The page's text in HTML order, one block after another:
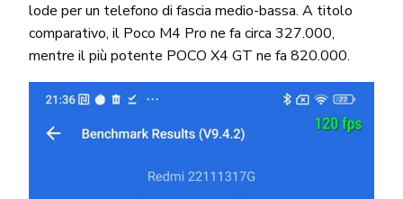
lode per un telefono di fascia medio-bassa. A titolo
comparativo, il Poco M4 Pro ne fa circa 327.000,
mentre il più potente POCO X4 GT ne fa 820.000.